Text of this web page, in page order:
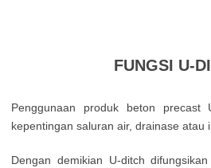
FUNGSI U-
Penggunaan produk beton precast
kepentingan saluran air, drainase atau
Dengan demikian U-ditch